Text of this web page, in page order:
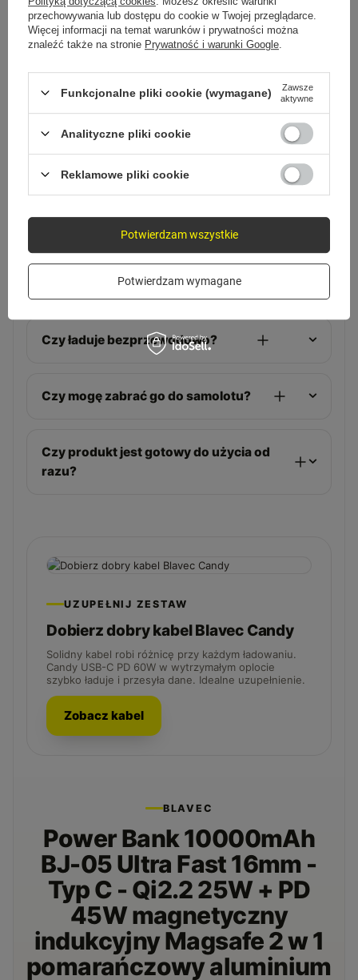
FAQ
Pytania, które zadajesz
przed zakupem
Ile razy naładuje telefon?
Czy ładuje bezprzewodowo?
Czy mogę zabrać go do samolotu?
Czy produkt jest gotowy do użycia od
razu?
UZUPEŁNIJ ZESTAW
Dobierz dobry kabel Blavec Candy
Solidny kabel robi różnicę przy każdym ładowaniu.
Candy USB-C PD 60W w wytrzymałym oplocie
szybko ładuje i przesyła dane. Idealne uzupełnienie.
Zobacz kabel
BLAVEC
Power Bank 10000mAh
BJ-05 Ultra Fast 16mm -
Typ C - Qi2.2 25W + PD
45W magnetyczny
indukcyjny Magsafe 2 w 1
pomarańczowy aluminium
przechowywania lub dostępu do cookie w Twojej przeglądarce.
Więcej informacji na temat warunków i prywatności można
znaleźć także na stronie Prywatność i warunki Google
Funkcjonalne pliki cookie (wymagane)
Zawsze
aktywne
Analityczne pliki cookie
Reklamowe pliki cookie
Potwierdzam wymagane
Potwierdzam wszystkie